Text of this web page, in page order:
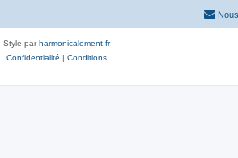
Style parharmonicalement.fr
Confidentialité | Conditions